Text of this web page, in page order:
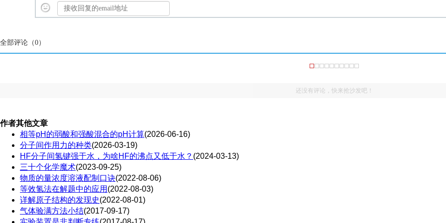
全部评论（0）
还没有评论，快来抢沙发吧！
作者其他文章
相等pH的弱酸和强酸混合的pH计算(2026-06-16)
分子间作用力的种类(2026-03-19)
HF分子间氢键强于水，为啥HF的沸点又低于水？ (2024-03-13)
三十个化学魔术(2023-09-25)
物质的量浓度溶液配制口诀(2022-08-06)
等效氢法在解题中的应用 (2022-08-03)
详解原子结构的发现史(2022-08-01)
气体验满方法小结(2017-09-17)